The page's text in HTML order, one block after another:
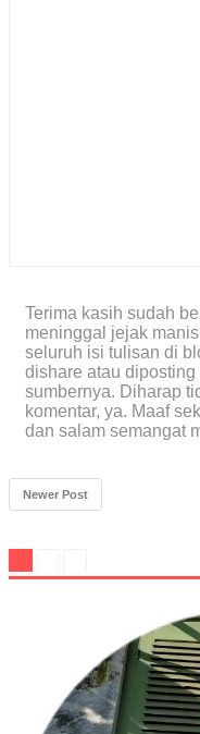
Terima kasih sudah
meninggal jejak
seluruh isi tulisan di
dishare atau
sumbernya. Diharap
komentar, ya. Maaf
dan salam semangat
Newer Post